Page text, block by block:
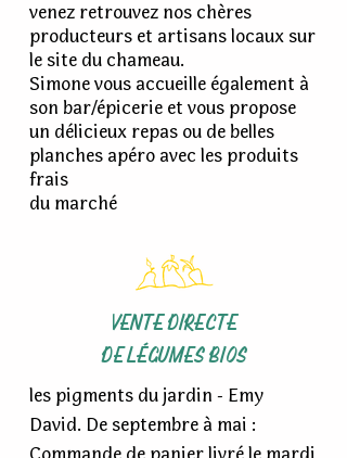
venez retrouvez nos chères
producteurs et artisans locaux sur
le site du chameau.
Simone vous accueille également à
son bar/épicerie et vous propose
un délicieux repas ou de belles
planches apéro avec les produits
frais
du marché
VENTE DIRECTE
DE LÉGUMES BIOS
les pigments du jardin - Emy
David. De septembre à mai :